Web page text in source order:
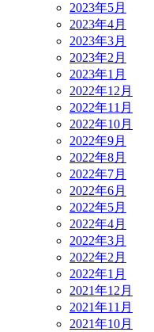
2023年5月
2023年4月
2023年3月
2023年2月
2023年1月
2022年12月
2022年11月
2022年10月
2022年9月
2022年8月
2022年7月
2022年6月
2022年5月
2022年4月
2022年3月
2022年2月
2022年1月
2021年12月
2021年11月
2021年10月